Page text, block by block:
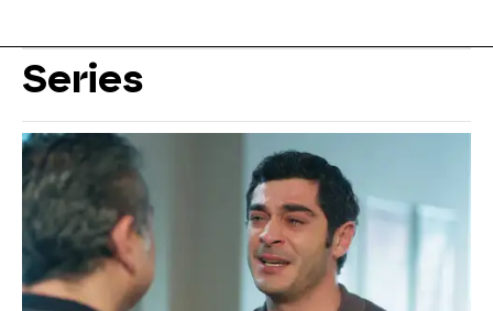
Series